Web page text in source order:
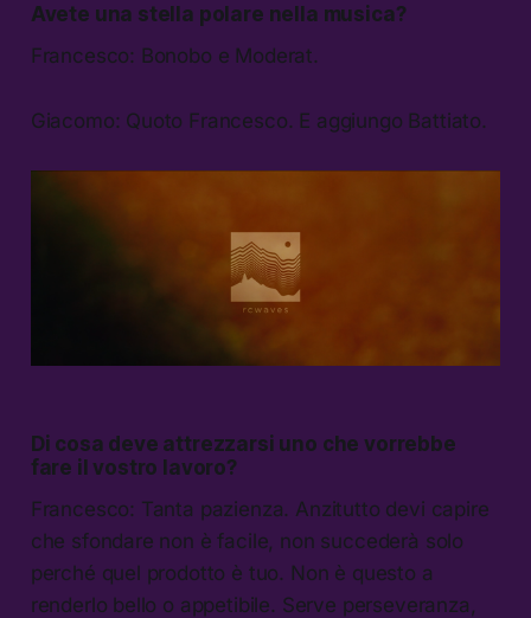
Avete una stella polare nella musica?
Francesco: Bonobo e Moderat.
Giacomo: Quoto Francesco. E aggiungo Battiato.
Di cosa deve attrezzarsi uno che vorrebbe
fare il vostro lavoro?
Francesco: Tanta pazienza. Anzitutto devi capire
che sfondare non è facile, non succederà solo
perché quel prodotto è tuo. Non è questo a
renderlo bello o appetibile. Serve perseveranza,